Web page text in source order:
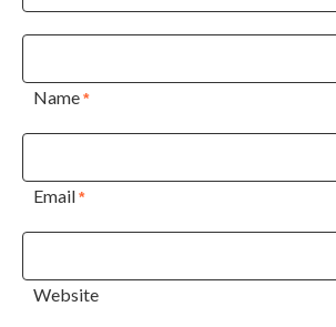
Name*
Email*
Website